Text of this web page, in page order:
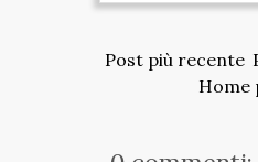
Post più recente
Home